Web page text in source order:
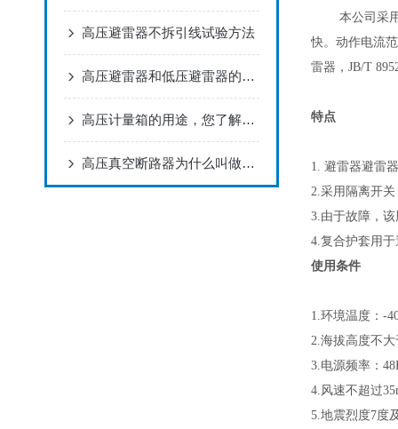
高压避雷器不拆引线试验方法
高压避雷器和低压避雷器的区别
高压计量箱的用途，您了解多少呢？
高压真空断路器为什么叫做真空?
本公司采
快。动作电流
雷器， JB/T
特点
1. 避雷器避雷
2.采用隔离开
3.由于故障，
4.复合护套用
使用条件
1.环境温度： -
2.海拔高度不大
3.电源频率：
4. 风速不超过
5.地震烈度7度